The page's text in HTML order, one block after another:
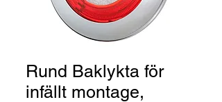
Rund Baklykta för
infällt montage,